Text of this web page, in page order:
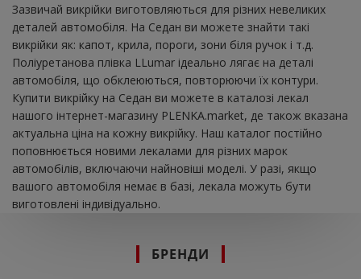
Зазвичай викрійки виготовляються для різних невеликих
деталей автомобіля. На Седан ви можете знайти такі
викрійки як: капот, крила, пороги, зони біля ручок і т.д.
Поліуретанова плівка LLumar ідеально лягає на деталі
автомобіля, що обклеюються, повторюючи їх контури.
Купити викрійку на Седан ви можете в каталозі лекал
нашого інтернет-магазину PLENKA.market, де також вказана
актуальна ціна на кожну викрійку. Наш каталог постійно
поповнюється новими лекалами для різних марок
автомобілів, включаючи найновіші моделі. У разі, якщо
вашого автомобіля немає в базі, лекала можуть бути
виготовлені індивідуально.
БРЕНДИ